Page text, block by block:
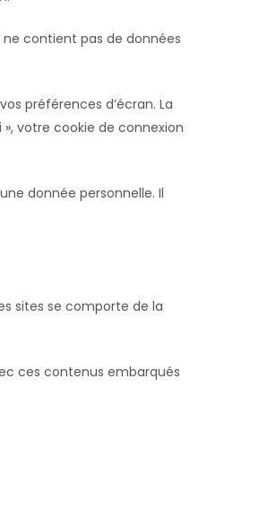
contient pas de données
préférences d’écran. La
», votre cookie de connexion
donnée personnelle. Il
sites se comporte de la
ces contenus embarqués